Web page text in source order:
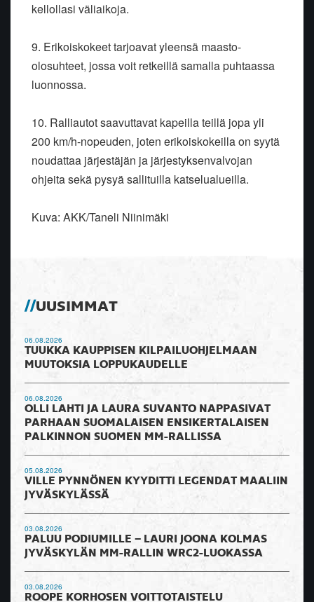
kellollasi väliaikoja.
9. Erikoiskokeet tarjoavat yleensä maasto-
olosuhteet, jossa voit retkeillä samalla puhtaassa
luonnossa.
10. Ralliautot saavuttavat kapeilla teillä jopa yli
200 km/h-nopeuden, joten erikoiskokeilla on syytä
noudattaa järjestäjän ja järjestyksenvalvojan
ohjeita sekä pysyä sallituilla katselualueilla.
Kuva: AKK/Taneli Niinimäki
UUSIMMAT
06.08.2026
TUUKKA KAUPPISEN KILPAILUOHJELMAAN
MUUTOKSIA LOPPUKAUDELLE
06.08.2026
OLLI LAHTI JA LAURA SUVANTO NAPPASIVAT
PARHAAN SUOMALAISEN ENSIKERTALAISEN
PALKINNON SUOMEN MM-RALLISSA
05.08.2026
VILLE PYNNÖNEN KYYDITTI LEGENDAT MAALIIN
JYVÄSKYLÄSSÄ
03.08.2026
PALUU PODIUMILLE – LAURI JOONA KOLMAS
JYVÄSKYLÄN MM-RALLIN WRC2-LUOKASSA
03.08.2026
ROOPE KORHOSEN VOITTOTAISTELU